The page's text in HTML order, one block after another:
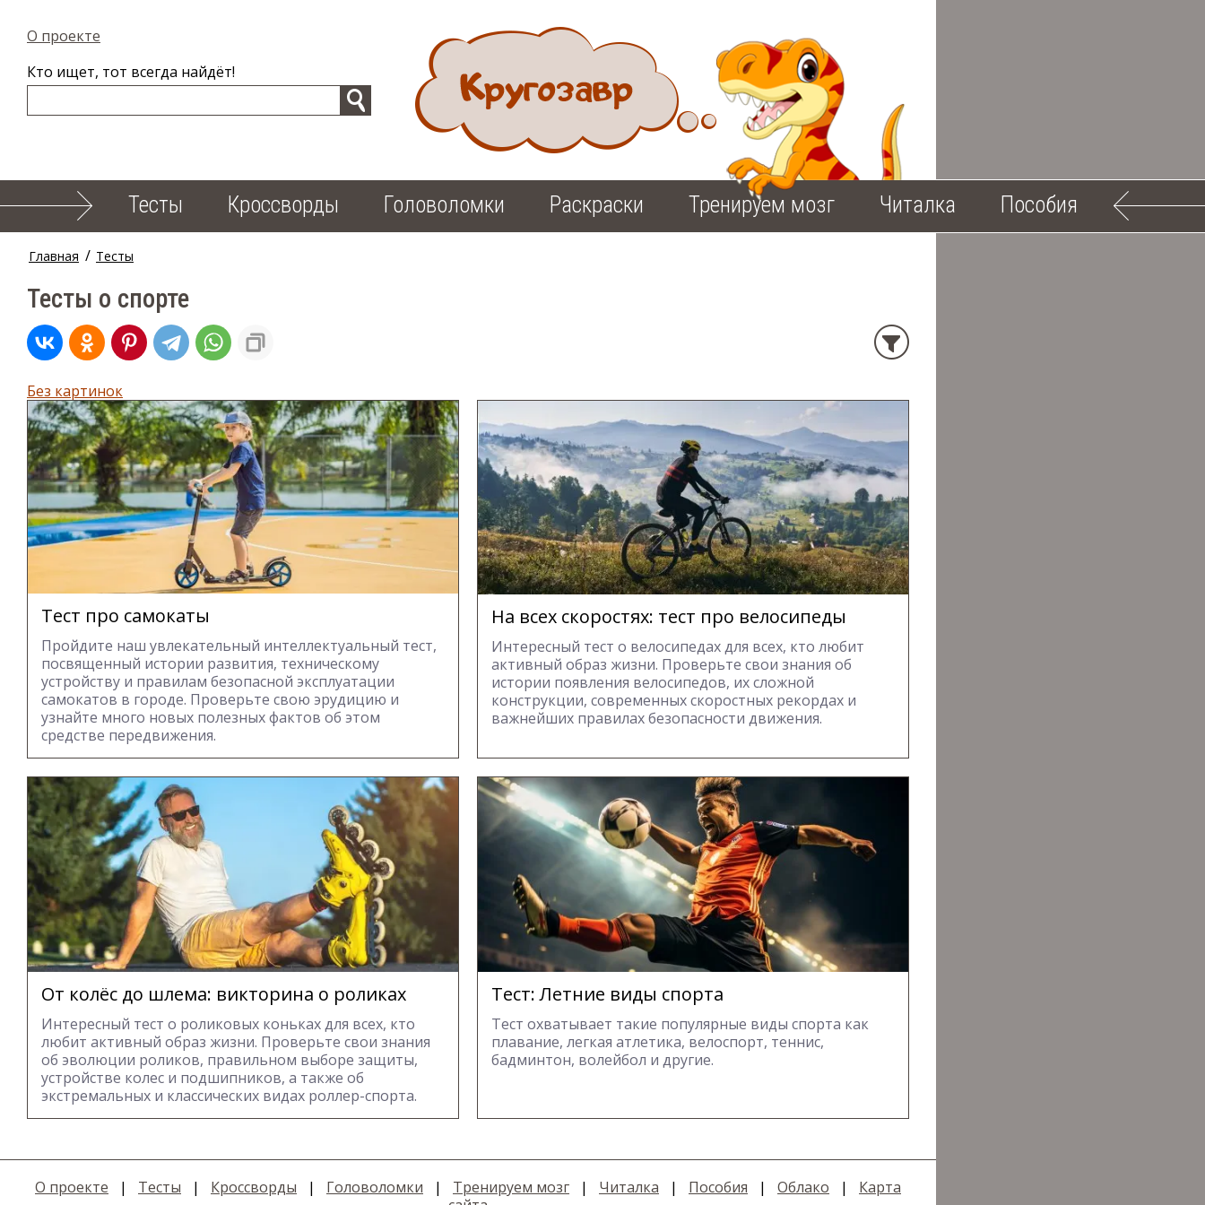
О проекте
Кто ищет, тот всегда найдёт!
Тесты Кроссворды Головоломки Раскраски Тренируем мозг Читалка Пособия
Главная / Тесты
Тесты о спорте
Без картинок
Тест про самокаты
Пройдите наш увлекательный интеллектуальный тест,
посвященный истории развития, техническому
устройству и правилам безопасной эксплуатации
самокатов в городе. Проверьте свою эрудицию и
узнайте много новых полезных фактов об этом
средстве передвижения.
На всех скоростях: тест про велосипеды
Интересный тест о велосипедах для всех, кто любит
активный образ жизни. Проверьте свои знания об
истории появления велосипедов, их сложной
конструкции, современных скоростных рекордах и
важнейших правилах безопасности движения.
От колёс до шлема: викторина о роликах
Интересный тест о роликовых коньках для всех, кто
любит активный образ жизни. Проверьте свои знания
об эволюции роликов, правильном выборе защиты,
устройстве колес и подшипников, а также об
экстремальных и классических видах роллер-спорта.
Тест: Летние виды спорта
Тест охватывает такие популярные виды спорта как
плавание, легкая атлетика, велоспорт, теннис,
бадминтон, волейбол и другие.
О проекте | Тесты | Кроссворды | Головоломки | Тренируем мозг | Читалка | Пособия | Облако |
Карта